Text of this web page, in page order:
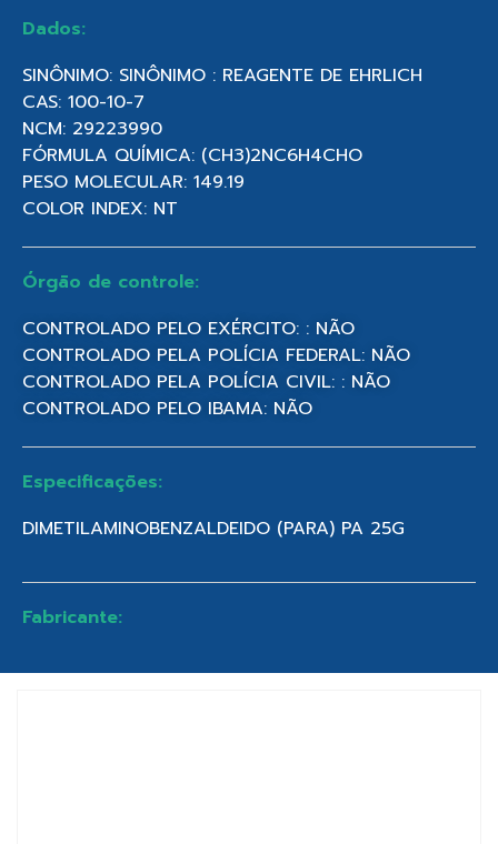
Dados:
SINÔNIMO: SINÔNIMO : REAGENTE DE EHRLICH
CAS: 100-10-7
NCM: 29223990
FÓRMULA QUÍMICA: (CH3)2NC6H4CHO
PESO MOLECULAR: 149.19
COLOR INDEX: NT
Órgão de controle:
CONTROLADO PELO EXÉRCITO: : NÃO
CONTROLADO PELA POLÍCIA FEDERAL: NÃO
CONTROLADO PELA POLÍCIA CIVIL: : NÃO
CONTROLADO PELO IBAMA: NÃO
Especificações:
DIMETILAMINOBENZALDEIDO (PARA) PA 25G
Fabricante: